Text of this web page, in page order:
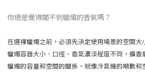
你總是覺得聞不到蠟燭的香氣嗎？
在選擇蠟燭之前，必須先決定使用場景的空間大
蠟燭容器大小、口徑、香氣濃淡程度不同，擴香
蠟燭的容量和空間的關係，就像冷氣機的噸數和